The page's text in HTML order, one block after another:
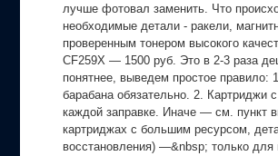
лучше фотовал заменить. Что
необходимые детали - ракели,
проверенным тонером высокого
CF259X — 1500 руб. Это в 2-3 раза
понятнее, выведем простое правило:
барабана обязательно. 2. Картриджи
каждой заправке. Иначе — см. пункт
картриджах с большим ресурсом,
восстановления) —&nbsp; только